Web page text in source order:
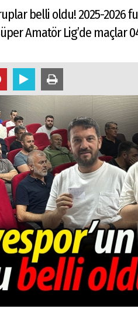
belli oldu! 2025-2026
Amatör Lig’de